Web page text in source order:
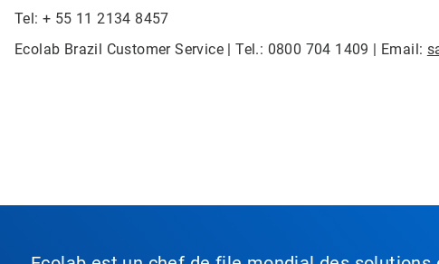
Tel: + 55 11 2134 8457
Ecolab Brazil Customer Service | Tel.: 0800 704 1409 | Email: